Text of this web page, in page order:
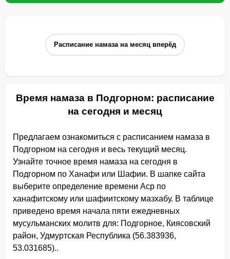
Расписание намаза на месяц вперёд
Время намаза в Подгорном: расписание
на сегодня и месяц
Предлагаем ознакомиться с расписанием намаза в
Подгорном на сегодня и весь текущий месяц.
Узнайте точное время намаза на сегодня в
Подгорном по Ханафи или Шафии. В шапке сайта
выберите определение времени Аср по
ханафитскому или шафиитскому мазхабу. В таблице
приведено время начала пяти ежедневных
мусульманских молитв для: Подгорное, Киясовский
район, Удмуртская Республика (56.383936,
53.031685)..